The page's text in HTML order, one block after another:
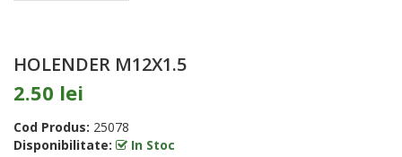
HOLENDER M12X1.5
2.50 lei
Cod Produs: 25078
Disponibilitate:
In Stoc